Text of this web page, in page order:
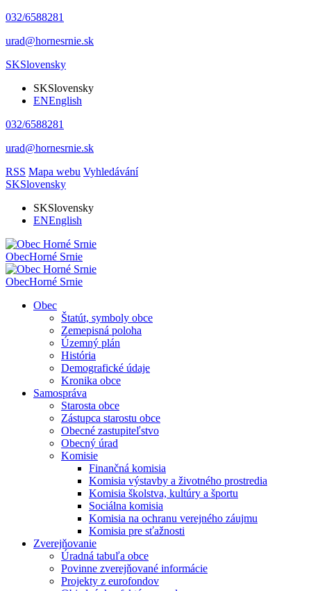
032/6588281
urad@hornesrnie.sk
SKSlovensky
SKSlovensky
ENEnglish
032/6588281
urad@hornesrnie.sk
RSS Mapa webu Vyhledávání
SKSlovensky
SKSlovensky
ENEnglish
ObecHorné Srnie
ObecHorné Srnie
Obec
Štatút, symboly obce
Zemepisná poloha
Územný plán
História
Demografické údaje
Kronika obce
Samospráva
Starosta obce
Zástupca starostu obce
Obecné zastupiteľstvo
Obecný úrad
Komisie
Finančná komisia
Komisia výstavby a životného prostredia
Komisia školstva, kultúry a športu
Sociálna komisia
Komisia na ochranu verejného záujmu
Komisia pre sťažnosti
Zverejňovanie
Úradná tabuľa obce
Povinne zverejňované informácie
Projekty z eurofondov